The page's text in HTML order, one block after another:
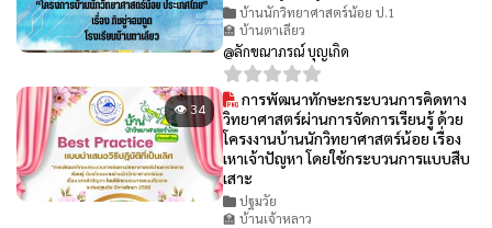
บ้านนักวิทยาศาสตร์น้อย ป.1
🏫 บ้านตาเลียว
@ลักขณาภรณ์ บุญเกิด
👁 34
การพัฒนาทักษะกระบวนการคิดทาง
วิทยาศาสตร์ผ่านการจัดการเรียนรู้ ด้วย
โครงงานบ้านนักวิทยาศาสตร์น้อย เรื่อง
เหาเจ้าปัญหา โดยใช้กระบวนการแบบสืบ
เสาะ
ปฐมวัย
🏫 บ้านเจ้าหลาว